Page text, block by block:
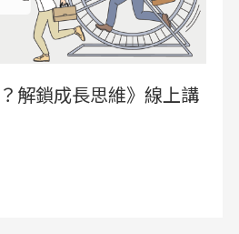
解鎖成長思維》線上講